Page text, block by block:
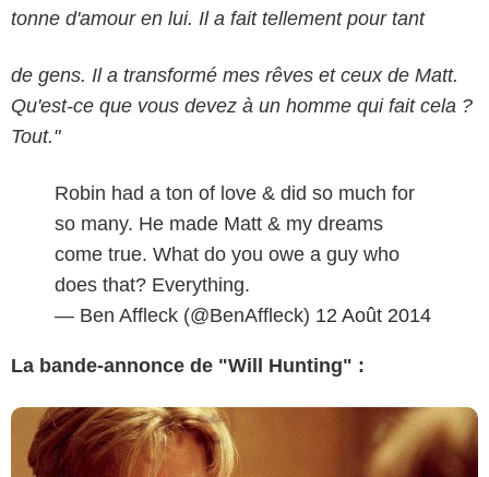
tonne d'amour en lui. Il a fait tellement pour tant
de gens. Il a transformé mes rêves et ceux de Matt.
Qu'est-ce que vous devez à un homme qui fait cela ?
Tout."
Robin had a ton of love & did so much for
so many. He made Matt & my dreams
come true. What do you owe a guy who
does that? Everything.
— Ben Affleck (@BenAffleck) 12 Août 2014
La bande-annonce de "Will Hunting" :